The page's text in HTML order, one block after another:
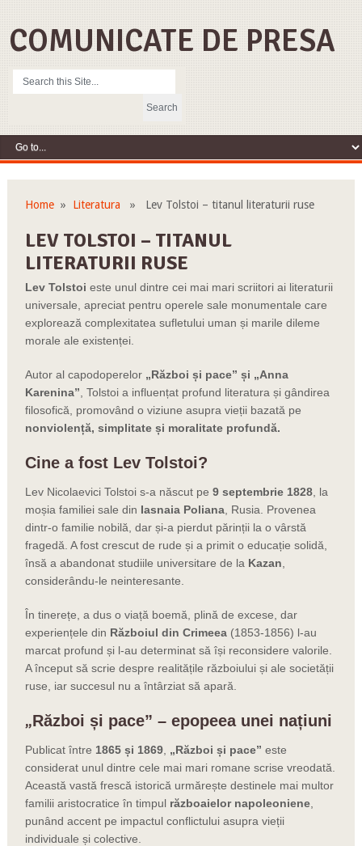
COMUNICATE DE PRESA
Home» Literatura » Lev Tolstoi – titanul literaturii ruse
LEV TOLSTOI – TITANUL
LITERATURII RUSE
Lev Tolstoi este unul dintre cei mai mari scriitori ai literaturii
universale, apreciat pentru operele sale monumentale care
explorează complexitatea sufletului uman și marile dileme
morale ale existenței.
Autor al capodoperelor „Război și pace” și „Anna
Karenina” , Tolstoi a influențat profund literatura și gândirea
filosofică, promovând o viziune asupra vieții bazată pe
nonviolență, simplitate și moralitate profundă.
Cine a fost Lev Tolstoi?
Lev Nicolaevici Tolstoi s-a născut pe 9 septembrie 1828, la
moșia familiei sale din Iasnaia Poliana, Rusia. Provenea
dintr-o familie nobilă, dar și-a pierdut părinții la o vârstă
fragedă. A fost crescut de rude și a primit o educație solidă,
însă a abandonat studiile universitare de la Kazan
considerându-le neinteresante.
În tinerețe, a dus o viață boemă, plină de excese, dar
experiențele din Războiul din Crimeea(1853-1856) l-au
marcat profund și l-au determinat să își reconsidere valorile.
A început să scrie despre realitățile războiului și ale societății
ruse, iar succesul nu a întârziat să apară.
„Război și pace” – epopeea unei națiuni
Publicat între 1865 și 1869, „Război și pace” este
considerat unul dintre cele mai mari romane scrise vreodată.
Această vastă frescă istorică urmărește destinele mai multor
familii aristocratice în timpul războaielor napoleoniene,
punând accent pe impactul conflictului asupra vieții
individuale și colective.